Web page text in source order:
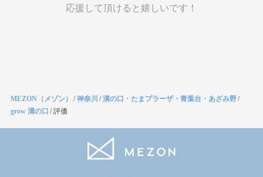
応援して頂けると嬉しいです！
MEZON（メゾン） /神奈川 /溝の口・たまプラーザ・青葉台・あざみ野/
grow 溝の口 /評価